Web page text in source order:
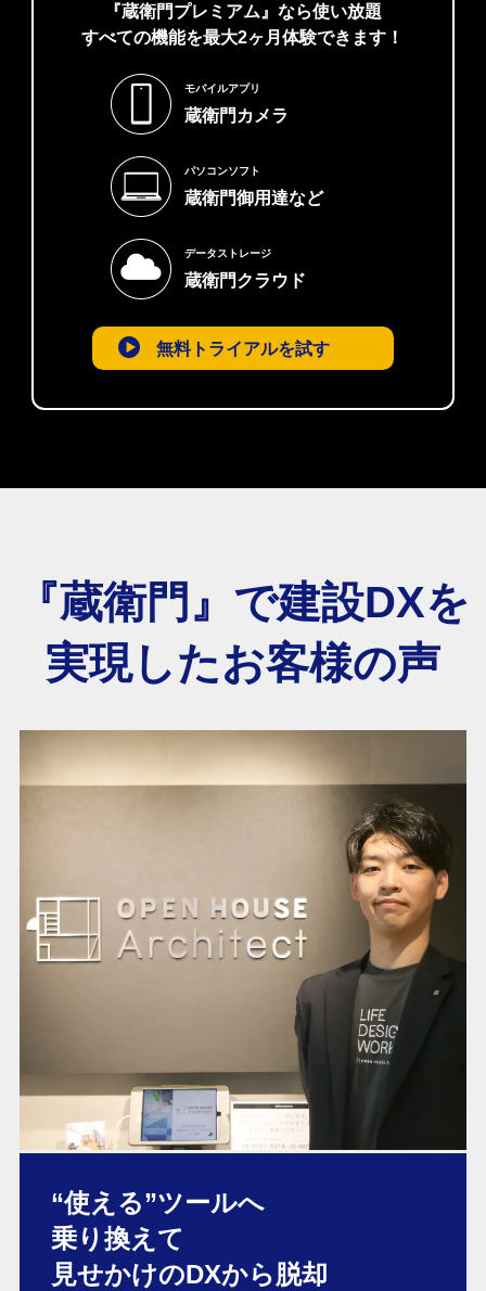
『蔵衛門プレミアム』なら使い放題
すべての機能を最大2ヶ月体験できます！
モバイルアプリ
蔵衛門カメラ
パソコンソフト
蔵衛門御用達など
データストレージ
蔵衛門クラウド
無料トライアルを試す
『蔵衛門』で建設DXを
実現したお客様の声
“使える”ツールへ
乗り換えて
見せかけのDXから脱却